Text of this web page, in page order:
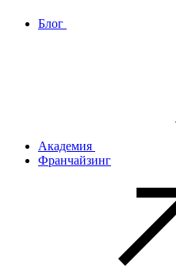
Блог
Академия
Франчайзинг